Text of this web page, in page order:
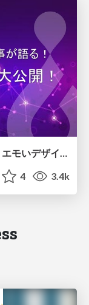
元デザイナー人事x現役人事が語る！ エモいデザイナー採用大公開！
4 3.4k